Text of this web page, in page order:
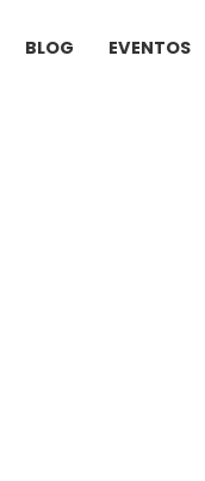
BLOG EVENTOS